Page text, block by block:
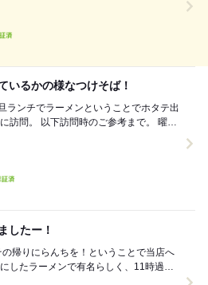
べてみた
いるかの様なつけそば！
ランチでラーメンということでホタテ出
考まで。 曜
したー！
帰りにらんちを！ということで当店へ